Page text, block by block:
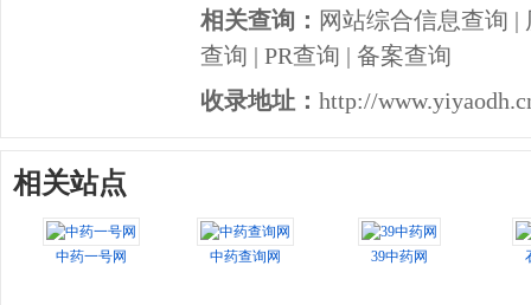
相关查询： 网站综合信息查询 |
查询 | PR查询 | 备案查询
收录地址： http://
相关站点
中药一号网 中药查询网 39中药网